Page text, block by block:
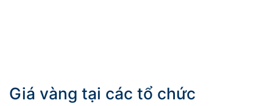
Giá vàng tại các tổ chức